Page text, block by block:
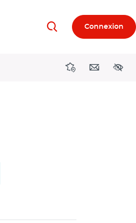
RechercherConnexion
DirectionsContact